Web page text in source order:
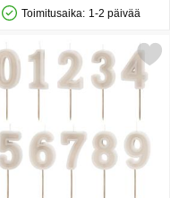
Saatavuus: Varastossa
Toimitusaika: 1-2 päivää
suosikiksi
numerokynttilä